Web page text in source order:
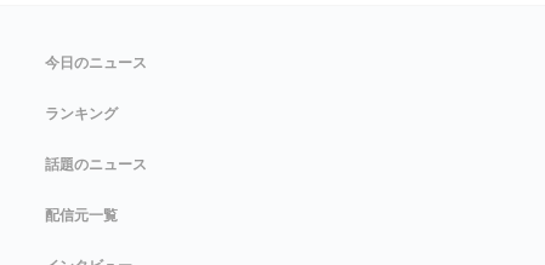
今日のニュース
ランキング
話題のニュース
配信元一覧